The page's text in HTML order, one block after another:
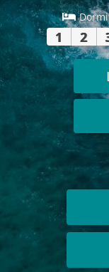
1 2